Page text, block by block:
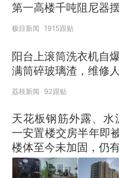
第一高楼千吨阻尼器
明显
极目新闻 1915跟贴
阳台上滚筒洗衣机自爆
满筒碎玻璃渣，维修
称是人为原因，从未见
荔枝新闻 92跟贴
天花板钢筋外露、
一安置楼交房半年即
楼体至今未加固，仍